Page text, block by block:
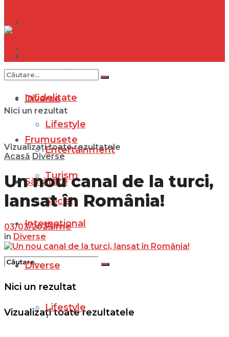
Internațional
Diverse
Lifestyle
Entertainment
Turism
Social
Filme
Nici un rezultat
Vizualizați toate rezultatele
Infidelitate
Frumusețe
Sănătate
Internațional
Diverse
Lifestyle
Nici un rezultat
Vizualizați toate rezultatele
Acasă Diverse
Un nou canal de la turci,
lansat în România!
03/03/2023
in Diverse